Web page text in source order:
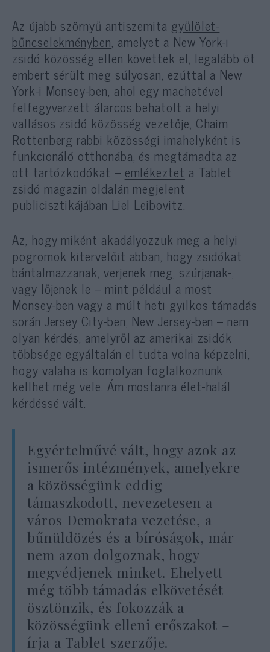
Az újabb szörnyű antiszemita gyűlölet-
bűncselekményben, amelyet a New York-i
zsidó közösség ellen követtek el, legalább öt
embert sérült meg súlyosan, ezúttal a New
York-i Monsey-ben, ahol egy machetével
felfegyverzett álarcos behatolt a helyi
vallásos zsidó közösség vezetője, Chaim
Rottenberg rabbi közösségi imahelyként is
funkcionáló otthonába, és megtámadta az
ott tartózkodókat – emlékeztet a Tablet
zsidó magazin oldalán megjelent
publicisztikájában Liel Leibovitz.
Az, hogy miként akadályozzuk meg a helyi
pogromok kitervelőit abban, hogy zsidókat
bántalmazzanak, verjenek meg, szúrjanak-,
vagy lőjenek le – mint például a most
Monsey-ben vagy a múlt heti gyilkos támadás
során Jersey City-ben, New Jersey-ben – nem
olyan kérdés, amelyről az amerikai zsidók
többsége egyáltalán el tudta volna képzelni,
hogy valaha is komolyan foglalkoznunk
kellhet még vele. Ám mostanra élet-halál
kérdéssé vált.
Egyértelművé vált, hogy azok az
ismerős intézmények, amelyekre
a közösségünk eddig
támaszkodott, nevezetesen a
város Demokrata vezetése, a
bűnüldözés és a bíróságok, már
nem azon dolgoznak, hogy
megvédjenek minket. Ehelyett
még több támadás elkövetését
ösztönzik, és fokozzák a
közösségünk elleni erőszakot –
írja a Tablet szerzője.